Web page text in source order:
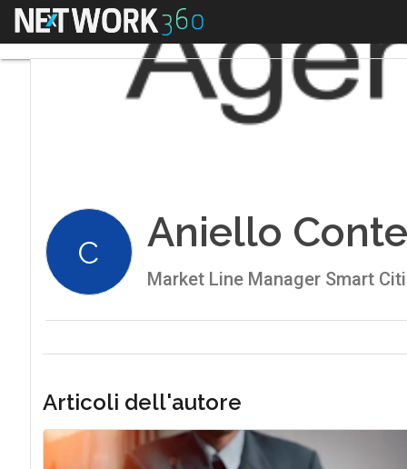
Menu
C Aniello Conte
Market Line Manager Smart
Articoli dell'autore